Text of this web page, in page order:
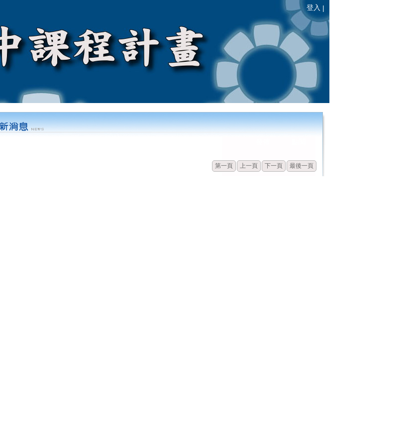
登入 |
第一頁 上一頁 下一頁 最後一頁